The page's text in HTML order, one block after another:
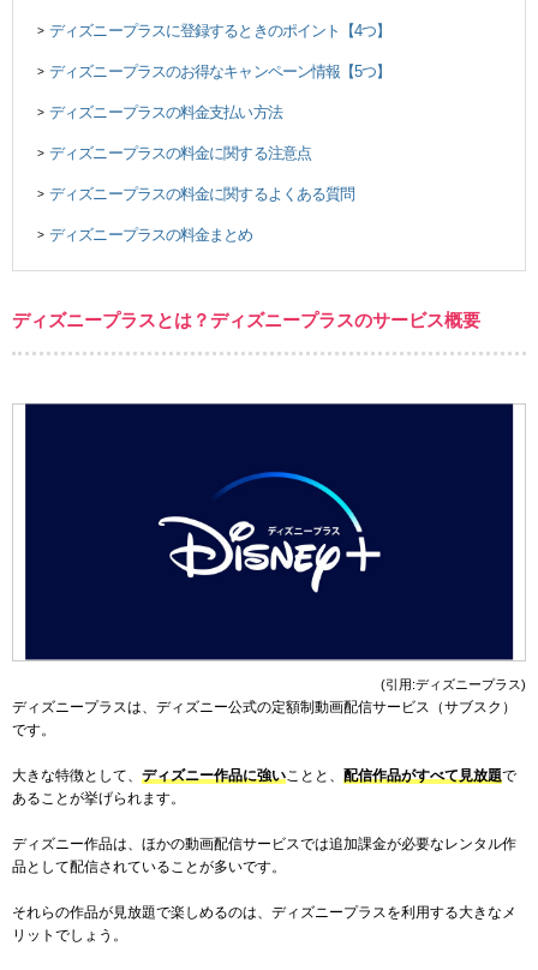
> ディズニープラスに登録するときのポイント【4つ】
> ディズニープラスのお得なキャンペーン情報【5つ】
> ディズニープラスの料金支払い方法
> ディズニープラスの料金に関する注意点
> ディズニープラスの料金に関するよくある質問
> ディズニープラスの料金まとめ
ディズニープラスとは？ディズニープラスのサービス概要
(引用:ディズニープラス)
ディズニープラスは、ディズニー公式の定額制動画配信サービス（サブスク）
です。
大きな特徴として、 ディズニー作品に強い ことと、 配信作品がすべて見放題で
あることが挙げられます。
ディズニー作品は、ほかの動画配信サービスでは追加課金が必要なレンタル作
品として配信されていることが多いです。
それらの作品が見放題で楽しめるのは、ディズニープラスを利用する大きなメ
リットでしょう。